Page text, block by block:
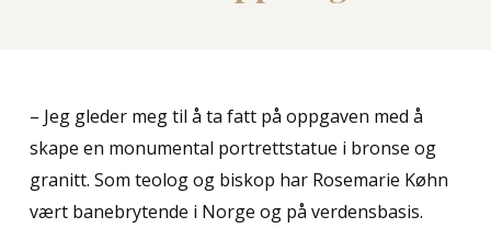
– Jeg gleder meg til å ta fatt på oppgaven med å
skape en monumental portrettstatue i bronse og
granitt. Som teolog og biskop har Rosemarie Køhn
vært banebrytende i Norge og på verdensbasis.